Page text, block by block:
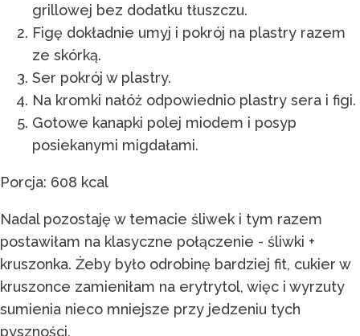
grillowej bez dodatku tłuszczu.
Figę dokładnie umyj i pokrój na plastry razem
ze skórką.
Ser pokrój w plastry.
Na kromki nałóż odpowiednio plastry sera i figi.
Gotowe kanapki polej miodem i posyp
posiekanymi migdałami.
Porcja: 608 kcal
Nadal pozostaję w temacie śliwek i tym razem
postawiłam na klasyczne połączenie - śliwki +
kruszonka. Żeby było odrobinę bardziej fit, cukier w
kruszonce zamieniłam na erytrytol, więc i wyrzuty
sumienia nieco mniejsze przy jedzeniu tych
pyszności.